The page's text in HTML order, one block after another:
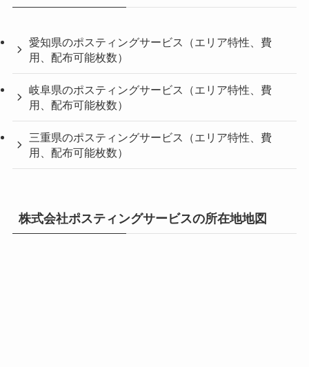
愛知県のポスティングサービス（エリア特性、費
用、配布可能枚数）
岐阜県のポスティングサービス（エリア特性、費
用、配布可能枚数）
三重県のポスティングサービス（エリア特性、費
用、配布可能枚数）
株式会社ポスティングサービスの所在地地図